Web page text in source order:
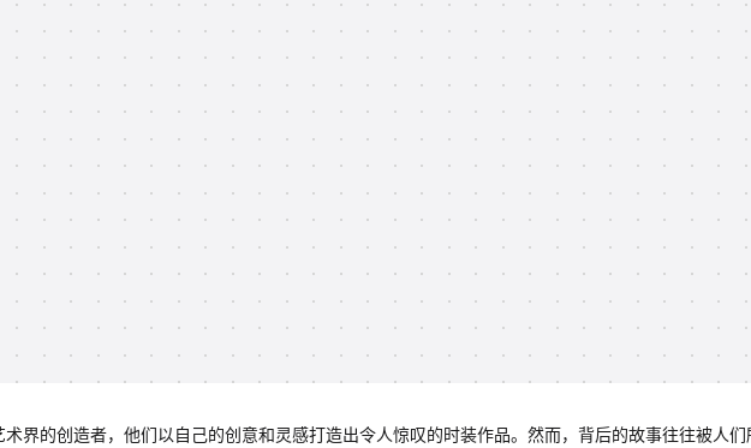
界的创造者，他们以自己的创意和灵感打造出令人惊叹的时装作品。然而，背后的故事往往被人们